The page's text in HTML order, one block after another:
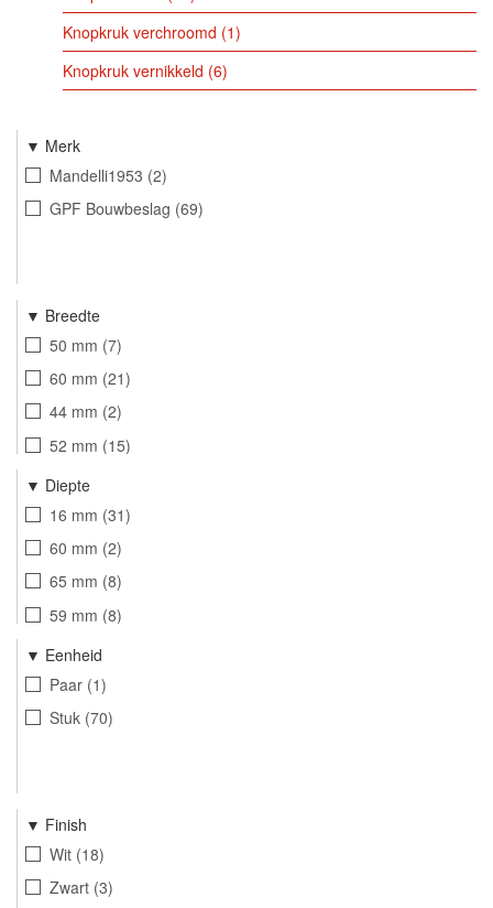
Knopkruk verchroomd 1
Knopkruk vernikkeld 6
Merk
Mandelli1953 2
GPF Bouwbeslag 69
Breedte
50 mm 7
60 mm 21
44 mm 2
52 mm 15
65 mm
38 mm 8
53 mm 10
Diepte
16 mm 31
60 mm 2
65 mm 8
59 mm 8
68 mm
46 mm
Eenheid
Paar 1
Stuk 70
Finish
Wit 18
Zwart 3